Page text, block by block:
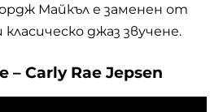
Майкъл е заменен от
джаз звучене.
– Carly Rae Jepsen